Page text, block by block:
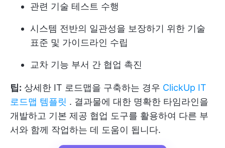
관련 기술 테스트 수행
시스템 전반의 일관성을 보장하기 위한 기술
표준 및 가이드라인 수립
교차 기능 부서 간 협업 촉진
팁: 상세한 IT 로드맵을 구축하는 경우 ClickUp IT
로드맵 템플릿 . 결과물에 대한 명확한 타임라인을
개발하고 기본 제공 협업 도구를 활용하여 다른 부
서와 함께 작업하는 데 도움이 됩니다.